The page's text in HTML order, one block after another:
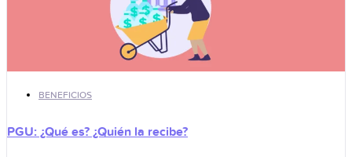
BENEFICIOS
PGU: ¿Qué es? ¿Quién la recibe?